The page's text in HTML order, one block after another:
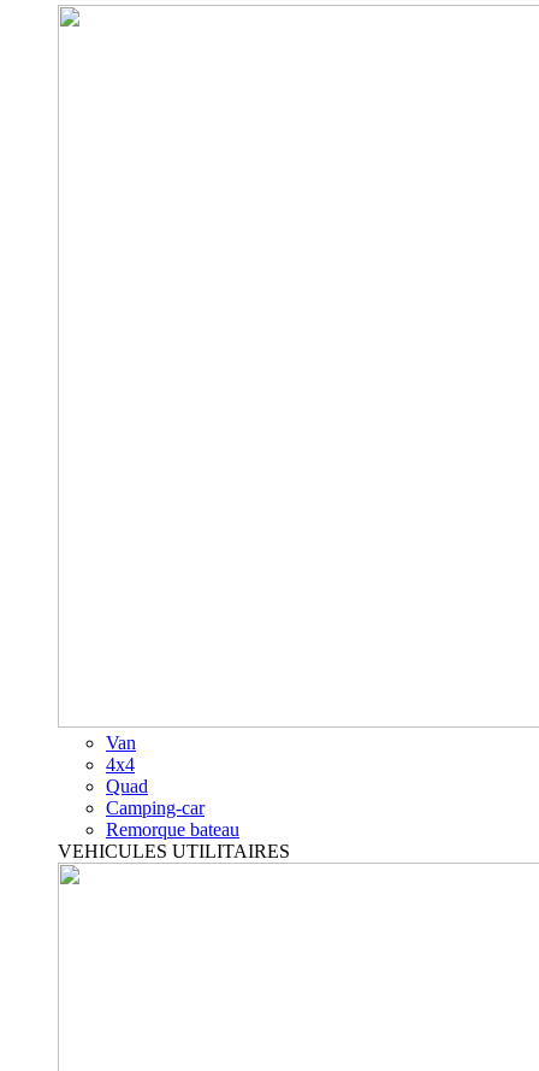
Van
4x4
Quad
Camping-car
Remorque bateau
VEHICULES UTILITAIRES